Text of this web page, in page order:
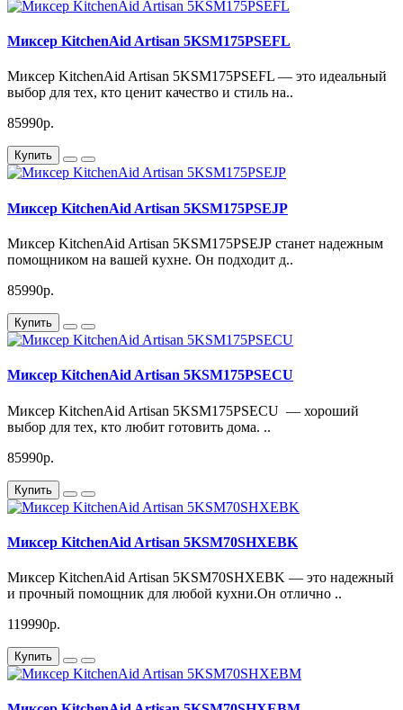
Миксер KitchenAid Artisan 5KSM175PSEFL
Миксер KitchenAid Artisan 5KSM175PSEFL — это идеальный
выбор для тех, кто ценит качество и стиль на..
85990р.
Купить
Миксер KitchenAid Artisan 5KSM175PSEJP
Миксер KitchenAid Artisan 5KSM175PSEJP станет надежным
помощником на вашей кухне. Он подходит д..
85990р.
Купить
Миксер KitchenAid Artisan 5KSM175PSECU
Миксер KitchenAid Artisan 5KSM175PSECU — хороший
выбор для тех, кто любит готовить дома. ..
85990р.
Купить
Миксер KitchenAid Artisan 5KSM70SHXEBK
Миксер KitchenAid Artisan 5KSM70SHXEBK — это надежный
и прочный помощник для любой кухни.Он отлично ..
119990р.
Купить